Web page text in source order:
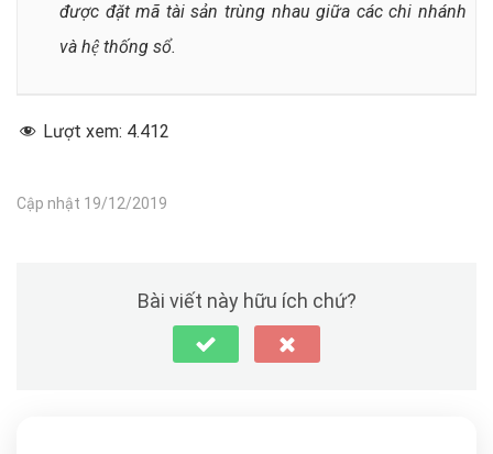
được đặt mã tài sản trùng nhau giữa các chi nhánh
và hệ thống sổ.
Lượt xem: 4.412
Cập nhật 19/12/2019
Bài viết này hữu ích chứ?